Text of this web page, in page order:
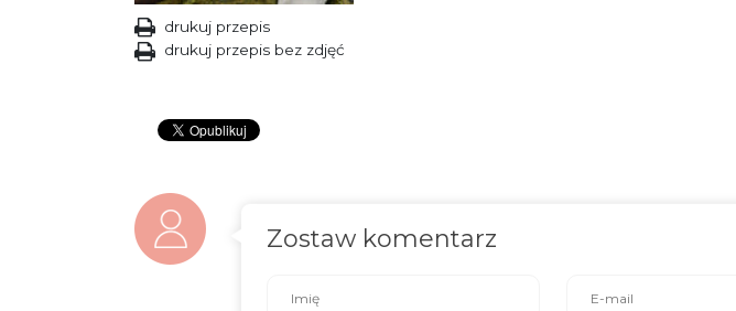
drukuj przepis
drukuj przepis bez zdjęć
Zostaw komentarz